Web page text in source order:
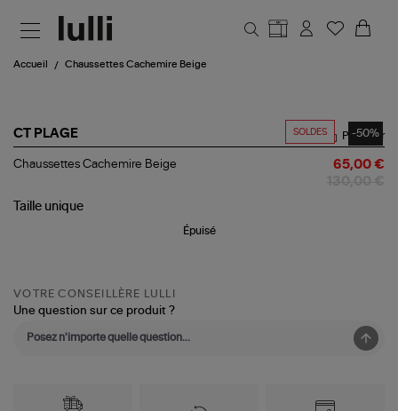
Accueil Chaussettes Cachemire Beige
SOLDES -50%
CT PLAGE
Chaussettes
Partager
Chaussettes Cachemire Beige 65,00 €
Taille unique
Épuisé
VOTRE CONSEILLÈRE LULLI
Une question sur ce produit ?